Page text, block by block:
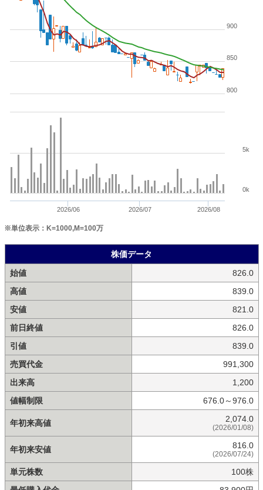
2026/06 2026/07 2026/08
800
850
900
0k
5k
※単位表示：K=1000,M=100万
株価データ
始値
826.0
高値
839.0
安値
821.0
前日終値
826.0
引値
839.0
売買代金
991,300
出来高
1,200
値幅制限
676.0～976.0
年初来高値 2,074.0
(2026/01/08)
年初来安値 816.0
(2026/07/24)
単元株数
100株